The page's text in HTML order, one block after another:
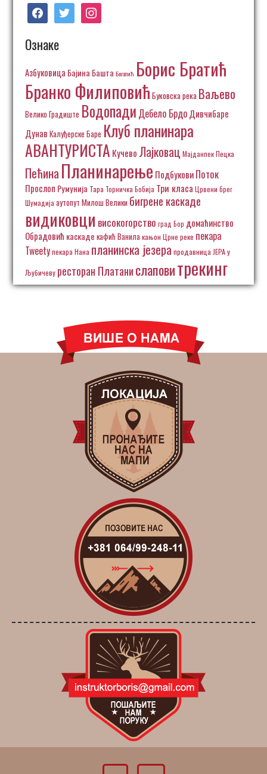
facebooktwitter instagram
Ознаке
Азбуковица Бајина Башта Богатић Борис Братић
Бранко Филиповић Буковска река Ваљево
Велико Градиште Водопади Дебело БрдоДивчибаре
Дунав Калуђерске Баре Клуб планинара
АВАНТУРИСТА Кучево Лајковац Мајданпек Пецка
Пећина Планинарење ПодбуковиПоток
Прослоп Румунија Тара Торничка Бобија Три класа Црвени брег
Шумадија аутопут Милош Велики бигрене каскаде
видиковци високогорство град Бор домаћинство
Обрадовић каскаде кафић Ванила кањон Црне реке пекара
Tweetyпекара Нана планинска језера продавница ЈЕРА у
Љубичеву ресторан Платанислаповитрекинг